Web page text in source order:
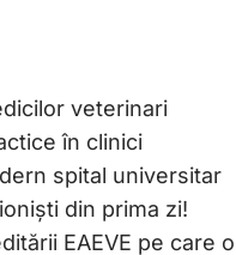
veterinari
în clinici
spital universitar
din prima zi!
EAEVE pe care o